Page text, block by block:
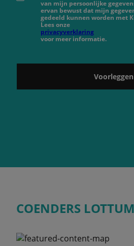
van mijn persoonlijke
ervan bewust dat mijn
gedeeld kunnen worden met
Lees onze
privacyverklaring
voor meer informatie.
Voorleggen
COENDERS